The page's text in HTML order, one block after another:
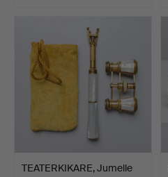
TEATERKIKARE, Jumelle